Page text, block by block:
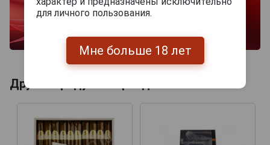
Другие продукты бренда DAVIDOFF
для личного пользования.
Мне больше 18 лет